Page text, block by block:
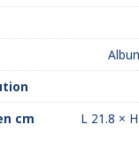
cm
L 21.8 ×